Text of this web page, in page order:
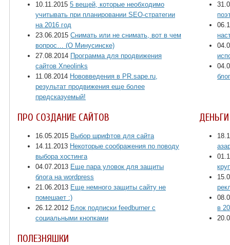
10.11.2015 5 вещей, которые необходимо
учитывать при планировании SEO-стратегии
на 2016 год
23.06.2015 Снимать или не снимать, вот в чем
вопрос… (О Минусинске)
27.08.2014 Программа для продвижения
сайтов Xneolinks
11.08.2014 Нововведения в PR.sape.ru,
результат продвижения еще более
предсказуемый!
ПРО СОЗДАНИЕ САЙТОВ
16.05.2015 Выбор шрифтов для сайта
14.11.2013 Некоторые соображения по поводу
выбора хостинга
04.07.2013 Еще пара уловок для защиты
блога на wordpress
21.06.2013 Еще немного защиты сайту не
помешает :)
26.12.2012 Блок подписки feedburner с
социальными кнопками
в
ПОЛЕЗНЯШКИ